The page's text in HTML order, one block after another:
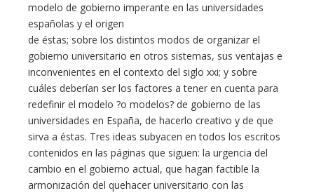
modelo de gobierno imperante en las universidades
españolas y el origen
de éstas; sobre los distintos modos de organizar el
gobierno universitario en otros sistemas, sus ventajas e
inconvenientes en el contexto del siglo xxi; y sobre
cuáles deberían ser los factores a tener en cuenta para
redefinir el modelo ?o modelos? de gobierno de las
universidades en España, de hacerlo creativo y de que
sirva a éstas. Tres ideas subyacen en todos los escritos
contenidos en las páginas que siguen: la urgencia del
cambio en el gobierno actual, que hagan factible la
armonización del quehacer universitario con las